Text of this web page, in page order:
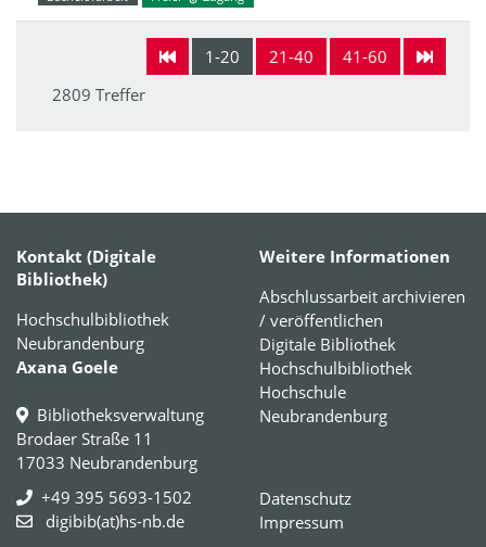
1-20 21-40
41-60
2809 Treffer
Kontakt (Digitale
Bibliothek)
Hochschulbibliothek
Neubrandenburg
Axana Goele
Bibliotheksverwaltung
Brodaer Straße 11
17033 Neubrandenburg
+49 395 5693-1502
digibib(at)hs-nb.de
Weitere Informationen
Abschlussarbeit archivieren
/ veröffentlichen
Digitale Bibliothek
Hochschulbibliothek
Hochschule
Neubrandenburg
Datenschutz
Impressum